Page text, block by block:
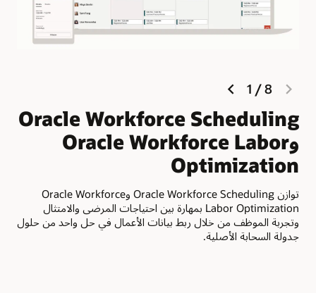
previous
slide
1 /8
Oracle Workforce Scheduling
وOracle Workforce Labor
Optimization
توازن Oracle Workforce Scheduling وOracle Workforce
Labor Optimization بمهارة بين احتياجات المرضى والامتثال
وتجربة الموظف من خلال ربط بيانات الأعمال في حل واحد من حلول
جدولة السحابة الأصلية.